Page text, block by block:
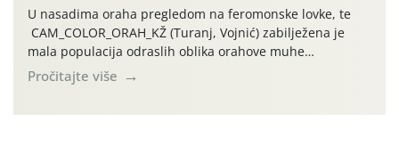
U nasadima oraha pregledom na feromonske lovke, te
CAM_COLOR_ORAH_KŽ (Turanj, Vojnić) zabilježena je
mala populacija odraslih oblika orahove muhe
(Rhagoletis completa). Niska brojnost može se objasniti
činjenicom da je riječ o mladim nasadima s vrlo malim
Pročitajte više